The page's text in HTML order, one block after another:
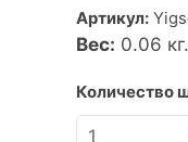
Артикул:
Вес: 0.06 кг.
Количество